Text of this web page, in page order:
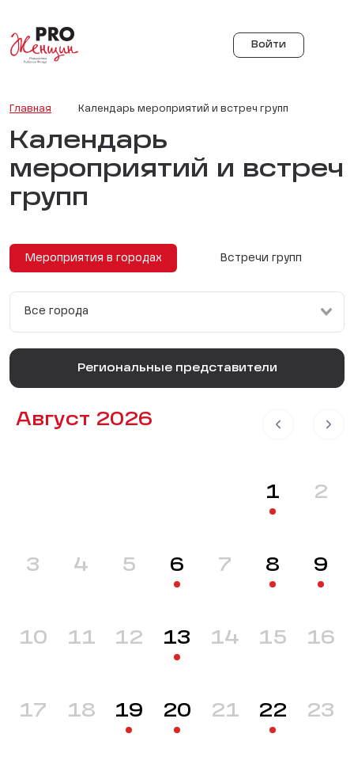
Войти
Главная Календарь мероприятий и встреч групп
Календарь
мероприятий и встреч
групп
Мероприятия в городах Встречи групп
Все города
Региональные представители
Август 2026
1 2
3 4 5 6 7 8 9
10 11 12 13 14 15 16
17 18 19 20 21 22 23